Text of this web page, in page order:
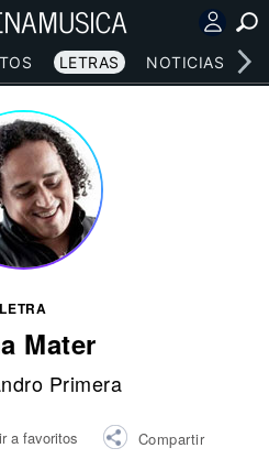
LETRAS NOTICIAS
LETRA
Mater
Primera
a favoritos Compartir